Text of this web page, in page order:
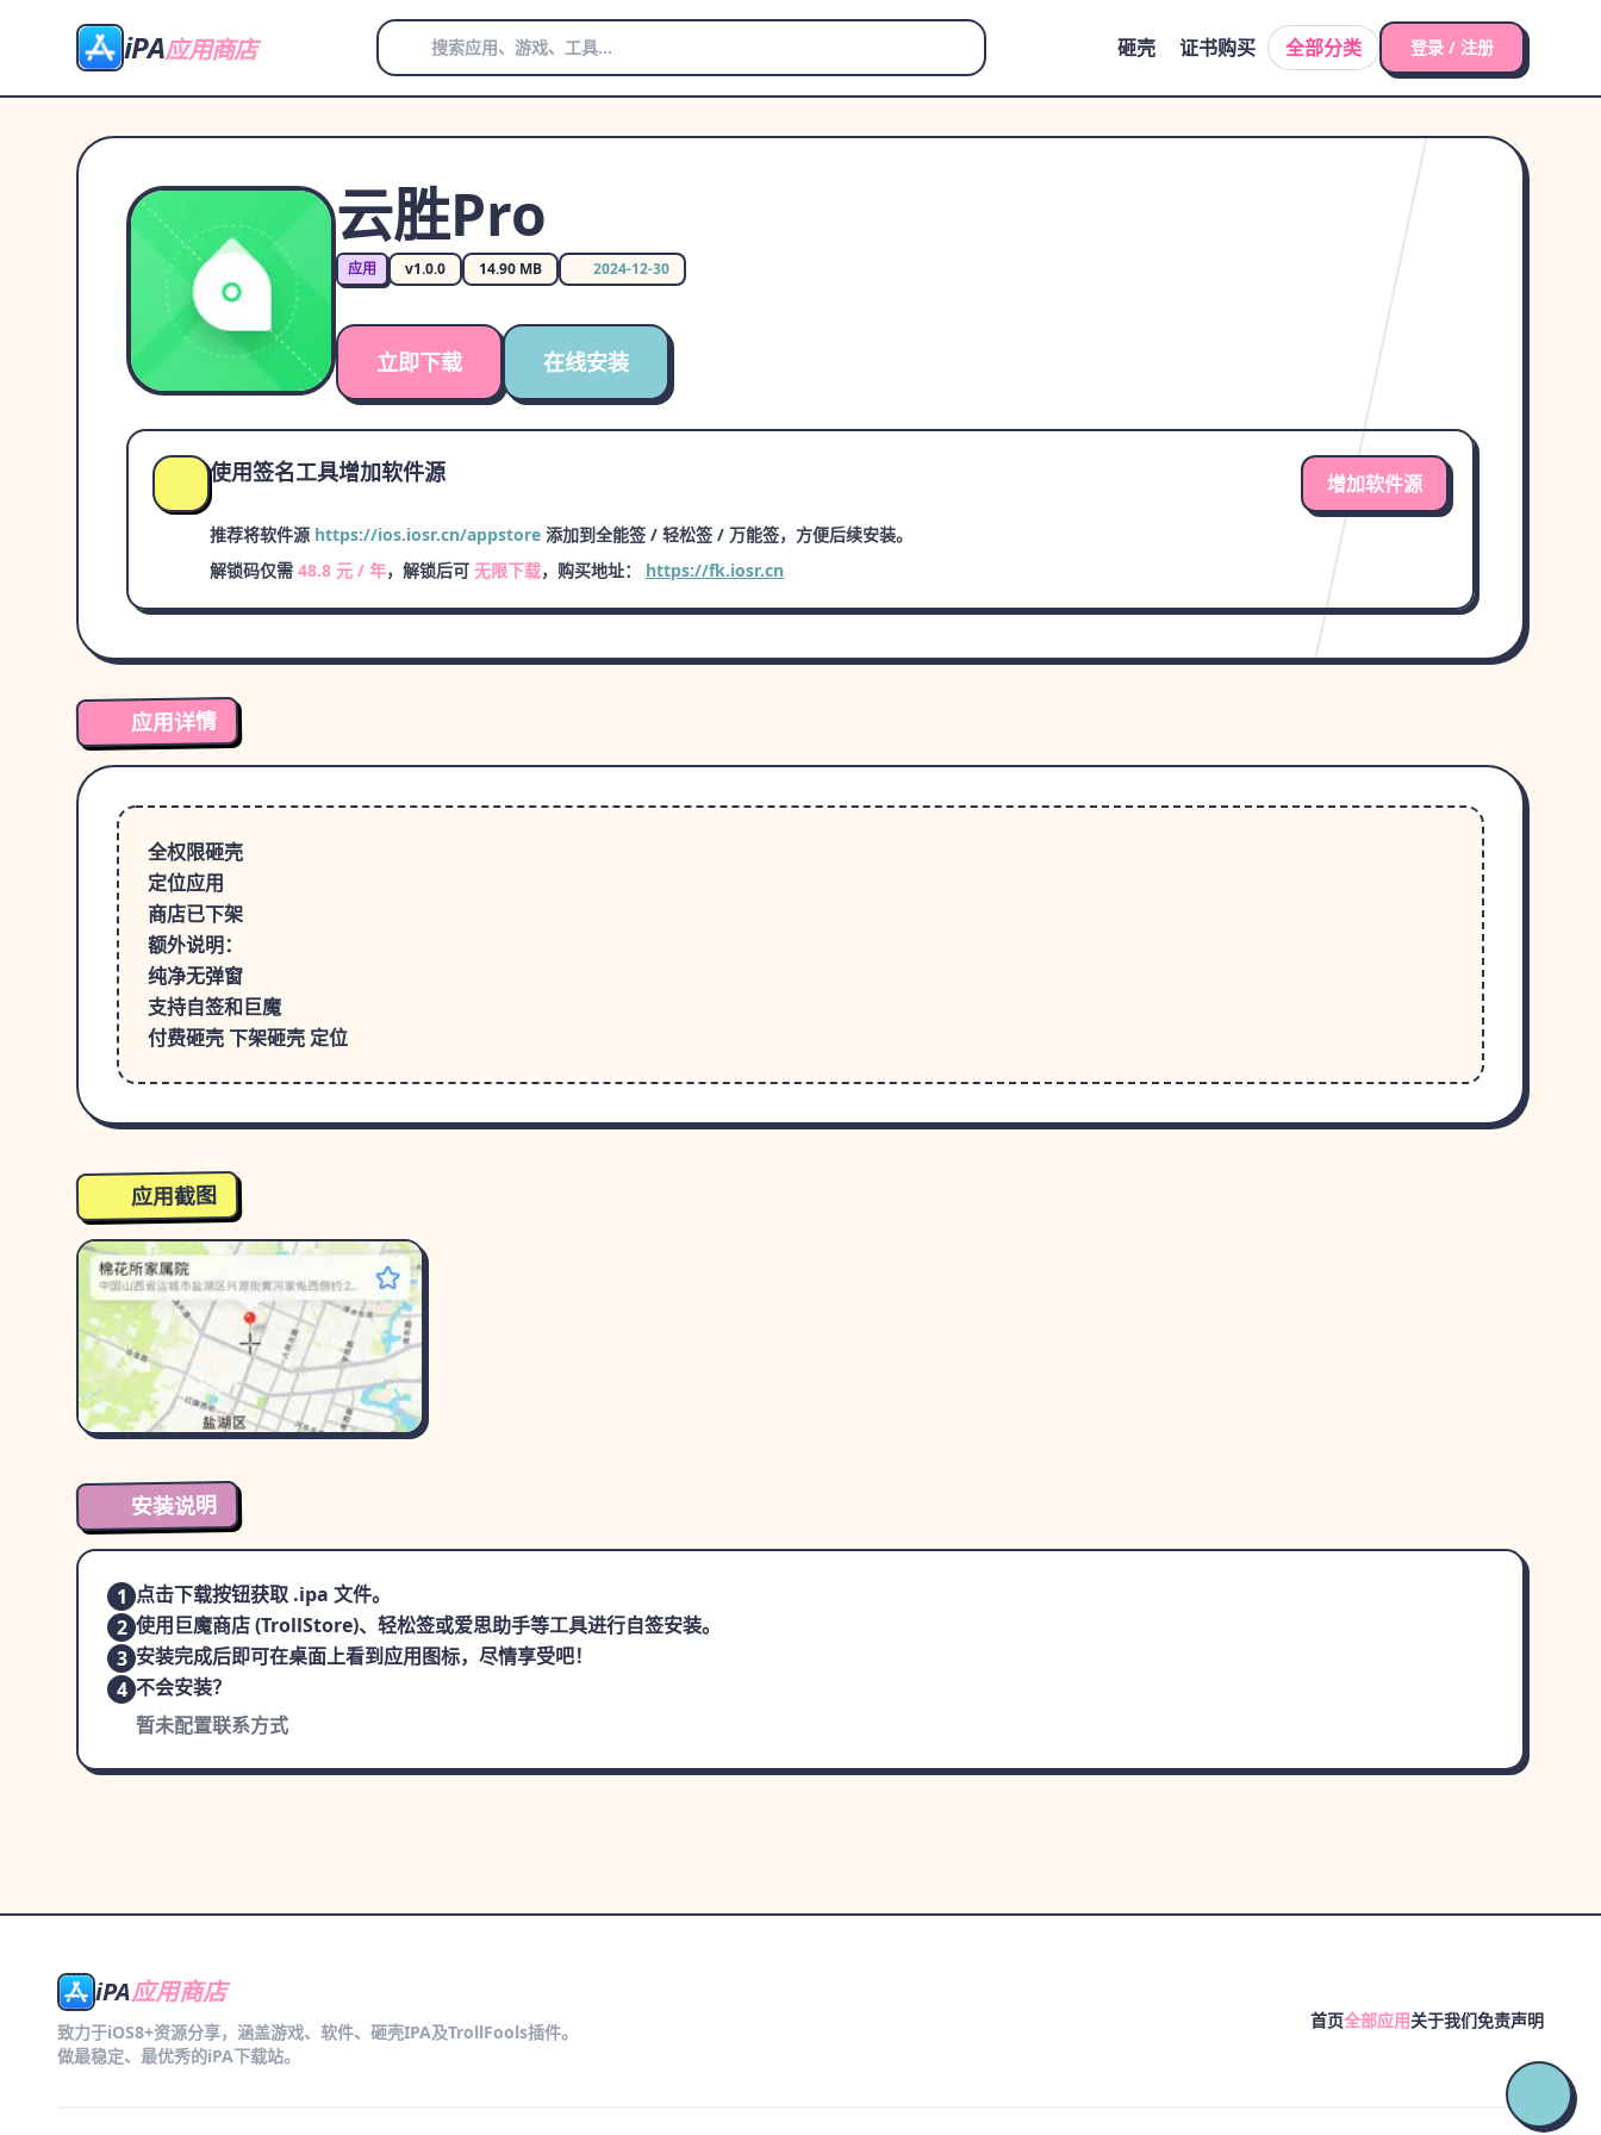
iPA应用商店 砸壳 证书购买 全部分类 登录 / 注册
云胜Pro
应用 v1.0.0 14.90 MB 2024-12-30
立即下载 在线安装
使用签名工具增加软件源 增加软件源
推荐将软件源 https://ios.iosr.cn/appstore 添加到全能签 / 轻松签 / 万能签，方便后续安装。
解锁码仅需 48.8 元 / 年，解锁后可 无限下载，购买地址： https://fk.iosr.cn
应用详情
全权限砸壳
定位应用
商店已下架
额外说明：
纯净无弹窗
支持自签和巨魔
付费砸壳 下架砸壳 定位
应用截图
安装说明
1 点击下载按钮获取 .ipa 文件。
2 使用巨魔商店 (TrollStore)、轻松签或爱思助手等工具进行自签安装。
3 安装完成后即可在桌面上看到应用图标，尽情享受吧！
4 不会安装？
暂未配置联系方式
iPA应用商店
致力于iOS8+资源分享，涵盖游戏、软件、砸壳IPA及TrollFools插件。
做最稳定、最优秀的iPA下载站。
首页全部应用关于我们免责声明